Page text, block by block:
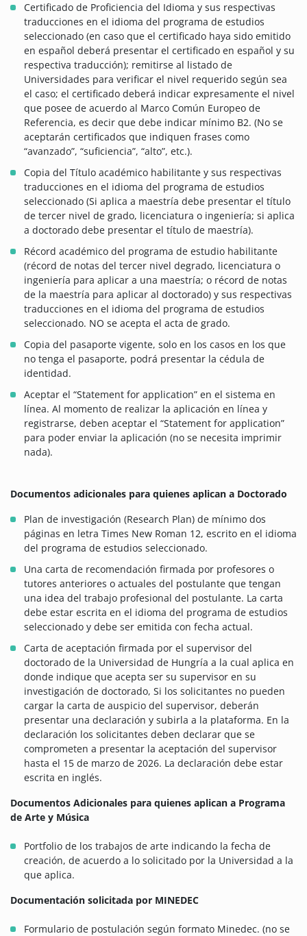
Certificado de Proficiencia del Idioma y sus respectivas
traducciones en el idioma del programa de estudios
seleccionado (en caso que el certificado haya sido emitido
en español deberá presentar el certificado en español y su
respectiva traducción); remitirse al listado de
Universidades para verificar el nivel requerido según sea
el caso; el certificado deberá indicar expresamente el nivel
que posee de acuerdo al Marco Común Europeo de
Referencia, es decir que debe indicar mínimo B2. (No se
aceptarán certificados que indiquen frases como
“avanzado”, “suficiencia”, “alto”, etc.).
Copia del Título académico habilitante y sus respectivas
traducciones en el idioma del programa de estudios
seleccionado (Si aplica a maestría debe presentar el título
de tercer nivel de grado, licenciatura o ingeniería; si aplica
a doctorado debe presentar el título de maestría).
Récord académico del programa de estudio habilitante
(récord de notas del tercer nivel degrado, licenciatura o
ingeniería para aplicar a una maestría; o récord de notas
de la maestría para aplicar al doctorado) y sus respectivas
traducciones en el idioma del programa de estudios
seleccionado. NO se acepta el acta de grado.
Copia del pasaporte vigente, solo en los casos en los que
no tenga el pasaporte, podrá presentar la cédula de
identidad.
Aceptar el “Statement for application” en el sistema en
línea. Al momento de realizar la aplicación en línea y
registrarse, deben aceptar el “Statement for application”
para poder enviar la aplicación (no se necesita imprimir
nada).
Documentos adicionales para quienes aplican a Doctorado
Plan de investigación (Research Plan) de mínimo dos
páginas en letra Times New Roman 12, escrito en el idioma
del programa de estudios seleccionado.
Una carta de recomendación firmada por profesores o
tutores anteriores o actuales del postulante que tengan
una idea del trabajo profesional del postulante. La carta
debe estar escrita en el idioma del programa de estudios
seleccionado y debe ser emitida con fecha actual.
Carta de aceptación firmada por el supervisor del
doctorado de la Universidad de Hungría a la cual aplica en
donde indique que acepta ser su supervisor en su
investigación de doctorado, Si los solicitantes no pueden
cargar la carta de auspicio del supervisor, deberán
presentar una declaración y subirla a la plataforma. En la
declaración los solicitantes deben declarar que se
comprometen a presentar la aceptación del supervisor
hasta el 15 de marzo de 2026. La declaración debe estar
escrita en inglés.
Documentos Adicionales para quienes aplican a Programa
de Arte y Música
Portfolio de los trabajos de arte indicando la fecha de
creación, de acuerdo a lo solicitado por la Universidad a la
que aplica.
Documentación solicitada por MINEDEC
Formulario de postulación según formato Minedec. (no se